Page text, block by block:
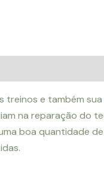
e também
na reparação do
boa quantidade